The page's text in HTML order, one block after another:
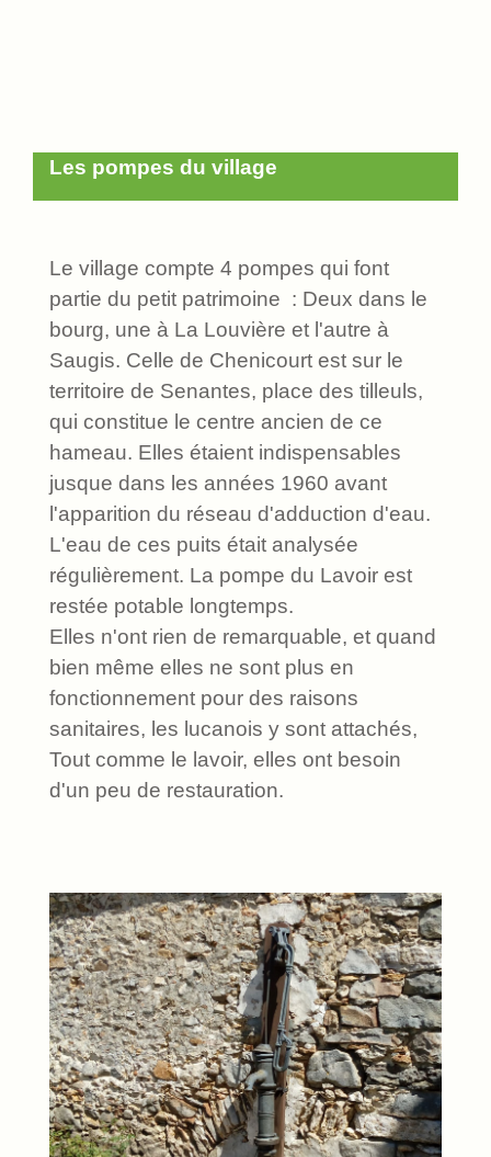
Les pompes du village
Le village compte 4 pompes qui font
partie du petit patrimoine : Deux dans le
bourg, une à La Louvière et l'autre à
Saugis. Celle de Chenicourt est sur le
territoire de Senantes, place des tilleuls,
qui constitue le centre ancien de ce
hameau. Elles étaient indispensables
jusque dans les années 1960 avant
l'apparition du réseau d'adduction d'eau.
L'eau de ces puits était analysée
régulièrement. La pompe du Lavoir est
restée potable longtemps.
Elles n'ont rien de remarquable, et quand
bien même elles ne sont plus en
fonctionnement pour des raisons
sanitaires, les lucanois y sont attachés,
Tout comme le lavoir, elles ont besoin
d'un peu de restauration.